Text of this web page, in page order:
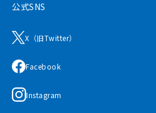
公式SNS
X（旧Twitter）
Facebook
Instagram